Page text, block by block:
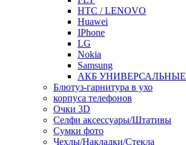
HTC / LENOVO
Huawei
IPhone
LG
Nokia
Samsung
АКБ УНИВЕРСАЛЬНЫЕ
Блютуз-гарнитура в ухо
корпуса телефонов
Очки 3D
Селфи аксессуары/Штативы
Сумки фото
Чехлы/Накладки/Стекла